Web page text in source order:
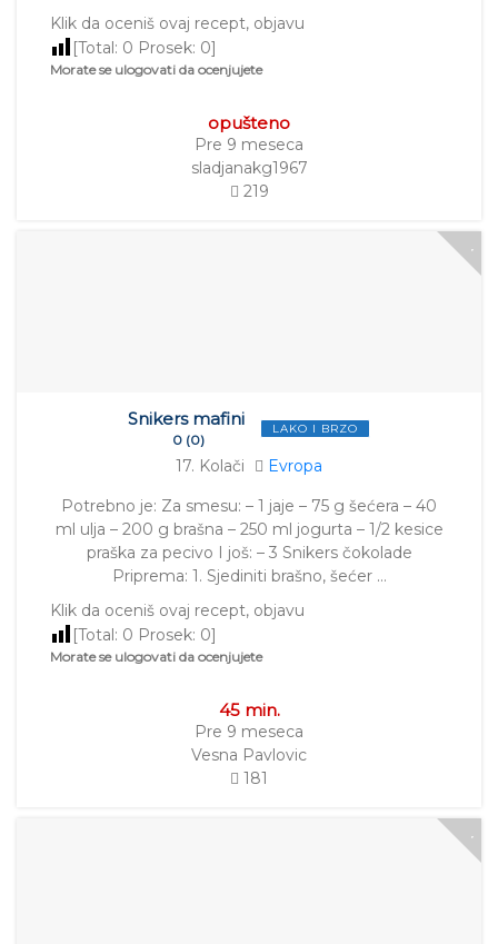
Klik da oceniš ovaj recept, objavu
[Total: 0 Prosek: 0]
Morate se ulogovati da ocenjujete
opušteno
Pre 9 meseca
sladjanakg1967
219
Snikers mafini
0 (0)
LAKO I BRZO
17. Kolači
Evropa
Potrebno je: Za smesu: – 1 jaje – 75 g šećera – 40
ml ulja – 200 g brašna – 250 ml jogurta – 1/2 kesice
praška za pecivo I još: – 3 Snikers čokolade
Priprema: 1. Sjediniti brašno, šećer …
Klik da oceniš ovaj recept, objavu
[Total: 0 Prosek: 0]
Morate se ulogovati da ocenjujete
45 min.
Pre 9 meseca
Vesna Pavlovic
181